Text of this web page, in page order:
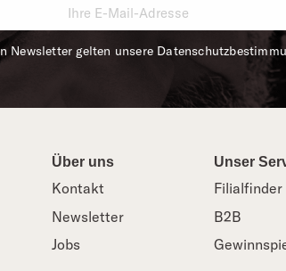
Newsletter gelten unsere
Über uns
Kontakt
Newsletter
Jobs
Unser
Filialfinder
B2B